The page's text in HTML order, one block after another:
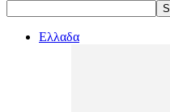
Ελλαδα